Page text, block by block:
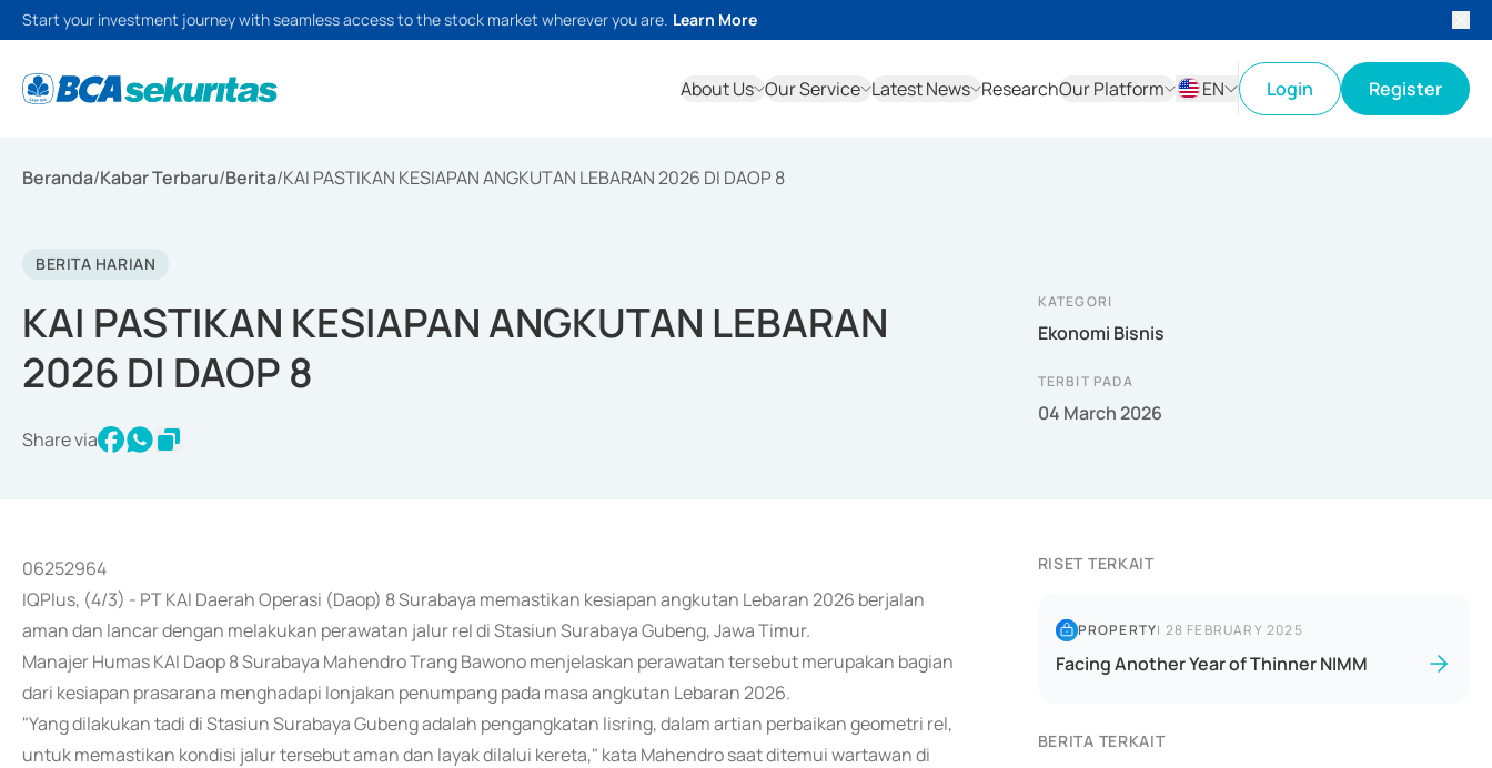
Start your investment journey with seamless access to the stock market wherever you are. Learn More
About Us Our Service Latest News ResearchOur Platform
EN
Login Register
Beranda/Kabar Terbaru/Berita/KAI PASTIKAN KESIAPAN ANGKUTAN LEBARAN 2026 DI DAOP 8
BERITA HARIAN
KAI PASTIKAN KESIAPAN ANGKUTAN LEBARAN
2026 DI DAOP 8
Share via
KATEGORI
Ekonomi Bisnis
TERBIT PADA
04 March 2026
06252964
IQPlus, (4/3) - PT KAI Daerah Operasi (Daop) 8 Surabaya memastikan kesiapan angkutan Lebaran 2026 berjalan
aman dan lancar dengan melakukan perawatan jalur rel di Stasiun Surabaya Gubeng, Jawa Timur.
Manajer Humas KAI Daop 8 Surabaya Mahendro Trang Bawono menjelaskan perawatan tersebut merupakan bagian
dari kesiapan prasarana menghadapi lonjakan penumpang pada masa angkutan Lebaran 2026.
"Yang dilakukan tadi di Stasiun Surabaya Gubeng adalah pengangkatan lisring, dalam artian perbaikan geometri rel,
untuk memastikan kondisi jalur tersebut aman dan layak dilalui kereta," kata Mahendro saat ditemui wartawan di
RISET TERKAIT
PROPERTY| 28 FEBRUARY 2025
Facing Another Year of Thinner NIMM
BERITA TERKAIT